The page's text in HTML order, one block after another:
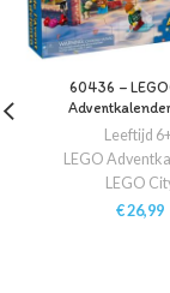
60436 –
Leeftijd
LEGO
LEGO
€26,99